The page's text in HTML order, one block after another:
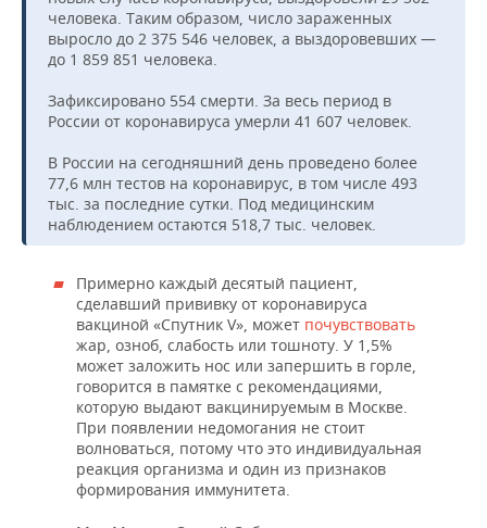
человека. Таким образом, число зараженных
выросло до 2 375 546 человек, а выздоровевших —
до 1 859 851 человека.
Зафиксировано 554 смерти. За весь период в
России от коронавируса умерли 41 607 человек.
В России на сегодняшний день проведено более
77,6 млн тестов на коронавирус, в том числе 493
тыс. за последние сутки. Под медицинским
наблюдением остаются 518,7 тыс. человек.
Примерно каждый десятый пациент,
сделавший прививку от коронавируса
вакциной «Спутник V», может почувствовать
жар, озноб, слабость или тошноту. У 1,5%
может заложить нос или запершить в горле,
говорится в памятке с рекомендациями,
которую выдают вакцинируемым в Москве.
При появлении недомогания не стоит
волноваться, потому что это индивидуальная
реакция организма и один из признаков
формирования иммунитета.